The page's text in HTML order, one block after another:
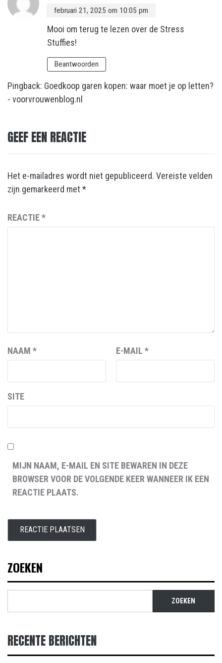
februari 21, 2025 om 10:05 pm
Mooi om terug te lezen over de Stress
Stuffies!
Beantwoorden
Pingback: Goedkoop garen kopen: waar moet je op letten?
- voorvrouwenblog.nl
GEEF EEN REACTIE
Het e-mailadres wordt niet gepubliceerd. Vereiste velden
zijn gemarkeerd met *
REACTIE*
NAAM * E-MAIL *
SITE
MIJN NAAM, E-MAIL EN SITE BEWAREN IN DEZE
BROWSER VOOR DE VOLGENDE KEER WANNEER IK EEN
REACTIE PLAATS.
ZOEKEN
ZOEKEN
RECENTE BERICHTEN